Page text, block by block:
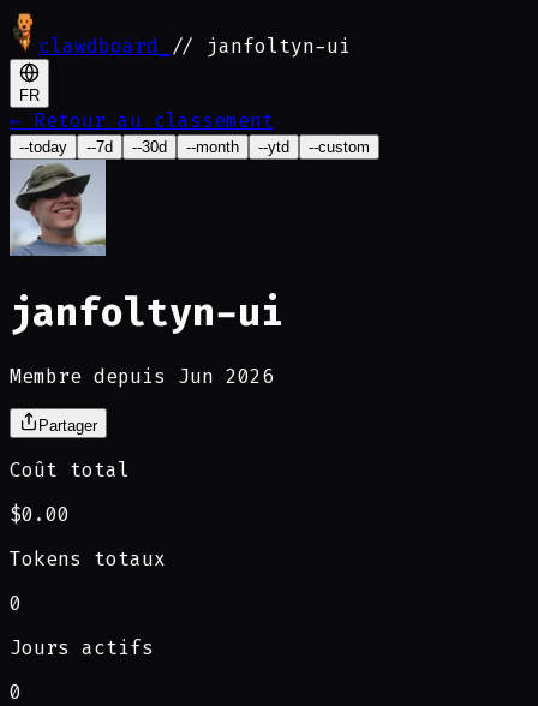
clawdboard // janfoltyn-ui
FR
← Retour au classement
--today --7d --30d --month --ytd --custom
janfoltyn-ui
Membre depuis Jun 2026
Partager
Coût total
$0.00
Tokens totaux
0
Jours actifs
0